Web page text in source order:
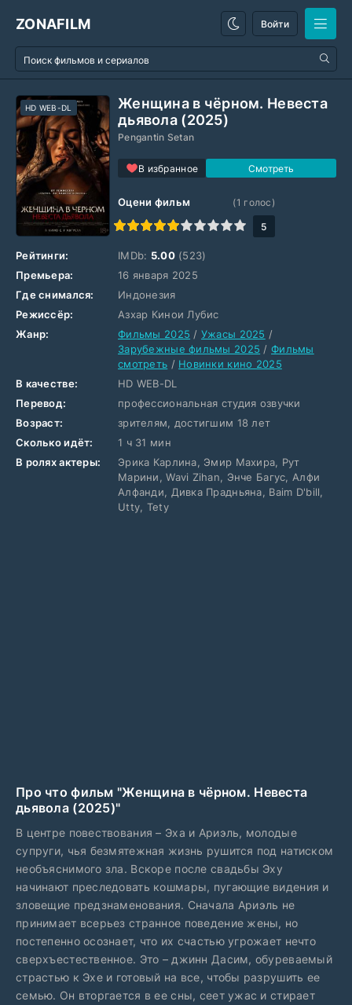
ZONAFILM Войти
Женщина в чёрном. Невеста
дьявола (2025)
Pengantin Setan
В избранное
HD WEB-DL
Оцени фильм
1
2 3 4 5 6 7 8 9 10
(1 голос)
5
Рейтинги: IMDb: 5.00(523)
Премьера:
16 января 2025
Где снимался:
Индонезия
Режиссёр:
Азхар Кинои Лубис
Жанр:
Фильмы 2025 / Ужасы 2025 /
Зарубежные фильмы 2025 /Фильмы
смотреть / Новинки кино 2025
В качестве:
HD WEB-DL
Перевод:
профессиональная студия озвучки
Возраст:
зрителям, достигшим 18 лет
Сколько идёт:
1 ч 31 мин
В ролях актеры:
Эрика Карлина, Эмир Махира, Рут
Марини, Wavi Zihan, Энче Багус, Алфи
Алфанди, Дивка Прадньяна, Baim D'bill,
Utty, Tety
Про что фильм "Женщина в чёрном. Невеста
дьявола (2025)"
В центре повествования – Эха и Ариэль, молодые
супруги, чья безмятежная жизнь рушится под натиском
необъяснимого зла. Вскоре после свадьбы Эху
начинают преследовать кошмары, пугающие видения и
зловещие предзнаменования. Сначала Ариэль не
принимает всерьез странное поведение жены, но
постепенно осознает, что их счастью угрожает нечто
сверхъестественное. Это – джинн Дасим, обуреваемый
страстью к Эхе и готовый на все, чтобы разрушить ее
семью. Он вторгается в ее сны, сеет ужас и стирает